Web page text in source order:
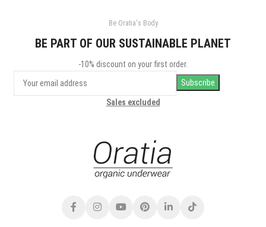
Be Oratia's Body
BE PART OF OUR SUSTAINABLE PLANET
-10% discount on your first order.
Sales excluded